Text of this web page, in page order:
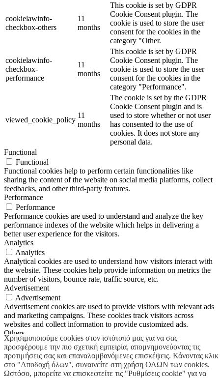
Χρησιμοποιούμε cookies στον ιστότοπό μας για να σας
προσφέρουμε την πιο σχετική εμπειρία, απομνημονεύοντας τις
προτιμήσεις σας και επαναλαμβανόμενες επισκέψεις. Κάνοντας κλικ
στο "Αποδοχή όλων", συναινείτε στη χρήση ΟΛΩΝ των cookies.
Ωστόσο, μπορείτε να επισκεφτείτε τις "Ρυθμίσεις cookie" για να
cookielawinfo-
checkbox-others
11
months
This cookie is set by GDPR
Cookie Consent plugin. The
cookie is used to store the user
consent for the cookies in the
category "Other.
cookielawinfo-
checkbox-
performance
11
months
This cookie is set by GDPR
Cookie Consent plugin. The
cookie is used to store the user
consent for the cookies in the
category "Performance".
viewed_cookie_policy
11
months
The cookie is set by the GDPR
Cookie Consent plugin and is
used to store whether or not user
has consented to the use of
cookies. It does not store any
personal data.
Functional
Functional
Functional cookies help to perform certain functionalities like
sharing the content of the website on social media platforms, collect
feedbacks, and other third-party features.
Performance
Performance
Performance cookies are used to understand and analyze the key
performance indexes of the website which helps in delivering a
better user experience for the visitors.
Analytics
Analytics
Analytical cookies are used to understand how visitors interact with
the website. These cookies help provide information on metrics the
number of visitors, bounce rate, traffic source, etc.
Advertisement
Advertisement
Advertisement cookies are used to provide visitors with relevant ads
and marketing campaigns. These cookies track visitors across
websites and collect information to provide customized ads.
Others
Others
Other uncategorized cookies are those that are being analyzed and
have not been classified into a category as yet.
ΑΠΟΔΟΧΗ & ΑΠΟΘΗΚΕΥΣΗ